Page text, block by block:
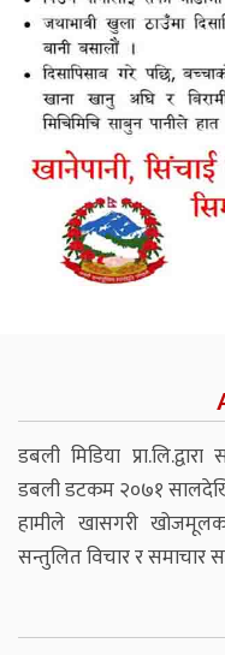
डबली मिडिया
डबली डटकम २०७१
हामीले खासगरी
सन्तुलित विचार र समाचार